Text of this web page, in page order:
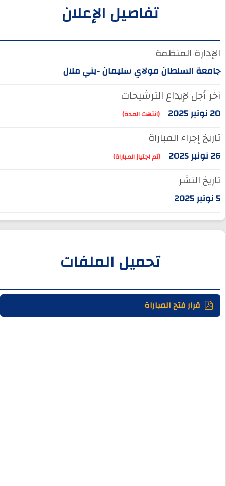
تفاصيل الإعلان
الإدارة المنظمة
جامعة السلطان مولاي سليمان -بني ملال
آخر أجل لإيداع الترشيحات
20 نونبر 2025 (انتهت المدة)
تاريخ إجراء المباراة
26 نونبر 2025 (تم اجتياز المباراة)
تاريخ النشر
تحميل الملفات
قرار فتح المباراة